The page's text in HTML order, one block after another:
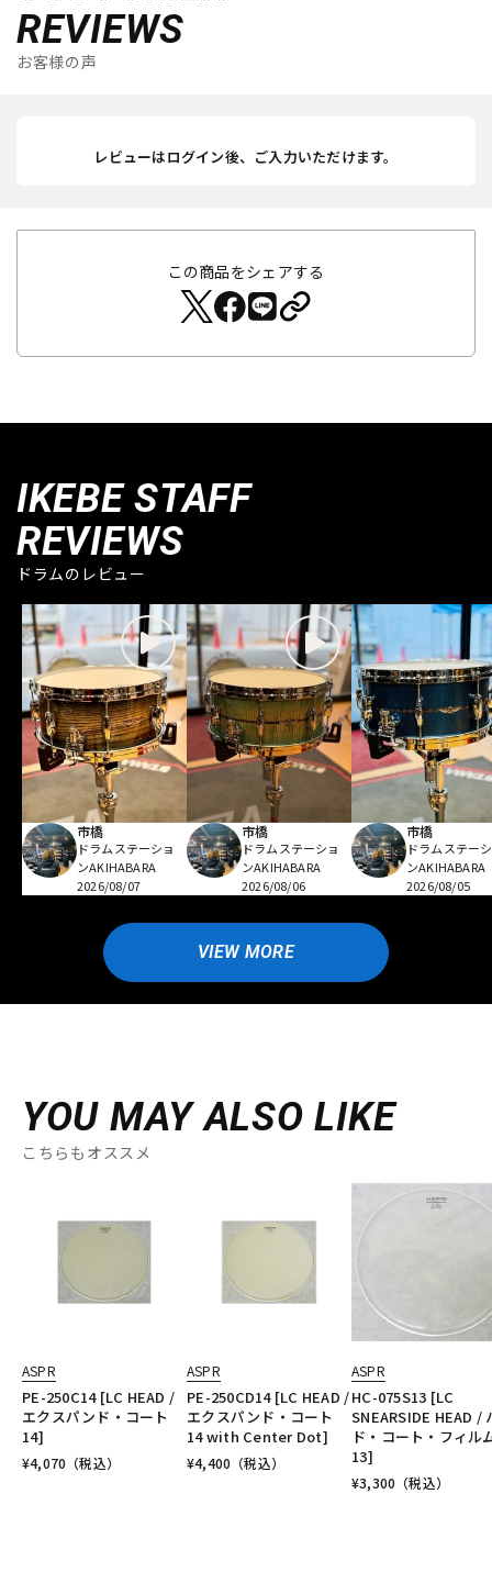
REVIEWS
お客様の声
レビューはログイン後、ご入力いただけます。
この商品をシェアする
IKEBE STAFF
REVIEWS
ドラムのレビュー
市橋
ドラムステーショ
ンAKIHABARA
2026/08/07
市橋
ドラムステーショ
ンAKIHABARA
2026/08/06
市橋
ドラムステー
ンAKIHABARA
2026/08/05
VIEW MORE
YOU MAY ALSO LIKE
こちらもオススメ
ASPR
PE-250C14 [LC HEAD /
エクスパンド・コート
14]
¥4,070 （税込）
ASPR
PE-250CD14 [LC HEAD /
エクスパンド・コート
14 with Center Dot]
¥4,400 （税込）
ASPR
HC-075S13 [LC
SNEARSIDE HEAD /
ド・コート・フィル
13]
¥3,300 （税込）